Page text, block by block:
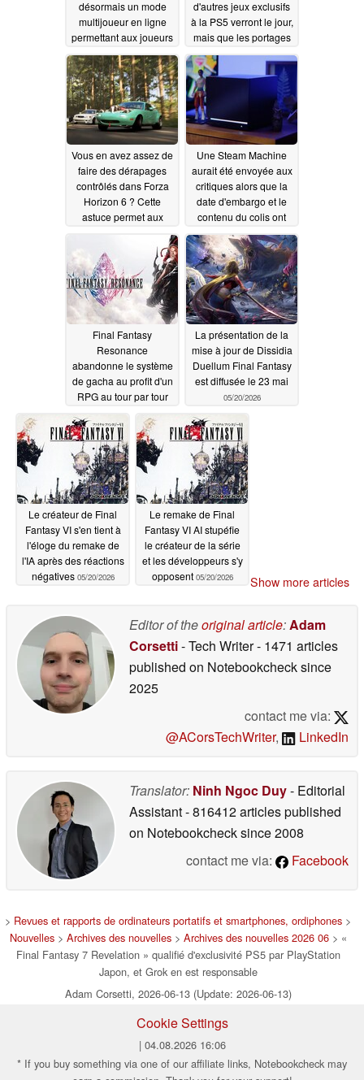
désormais un mode
multijoueur en ligne
permettant aux joueurs
de contourner le PSN
06/27/2026
d'autres jeux exclusifs
à la PS5 verront le jour,
mais que les portages
sur PC se poursuivront
Vous en avez assez de
faire des dérapages
contrôlés dans Forza
Horizon 6 ? Cette
astuce permet aux
des scores incroyables
06/13/2026
Une Steam Machine
aurait été envoyée aux
critiques alors que la
date d'embargo et le
contenu du colis ont
été divulgués06/13/2026
Final Fantasy
Resonance
abandonne le système
de gacha au profit d'un
RPG au tour par tour
06/11/2026
La présentation de la
mise à jour de Dissidia
Duellum Final Fantasy
est diffusée le 23 mai
05/20/2026
Le créateur de Final
Fantasy VI s'en tient à
l'éloge du remake de
l'IA après des réactions
négatives 05/20/2026
Le remake de Final
Fantasy VI AI stupéfie
le créateur de la série
et les développeurs s'y
opposent 05/20/2026 Show more articles
Editor of theoriginal article:Adam
Corsetti- Tech Writer- 1471 articles
published on Notebookchecksince
2025
contact me via:
@ACorsTechWriter, LinkedIn
Translator: Ninh Ngoc Duy- Editorial
Assistant- 816412 articles published
on Notebookchecksince 2008
contact me via:
Facebook
> Revues et rapports de ordinateurs portatifs et smartphones, ordiphones >
Nouvelles> Archives des nouvelles> Archives des nouvelles 2026 06> «
Final Fantasy 7 Revelation » qualifié d'exclusivité PS5 par PlayStation
Japon, et Grok en est responsable
Adam Corsetti, 2026-06-13 (Update: 2026-06-13)
Cookie Settings
| 04.08.2026 16:06
* If you buy something via one of our affiliate links, Notebookcheck may